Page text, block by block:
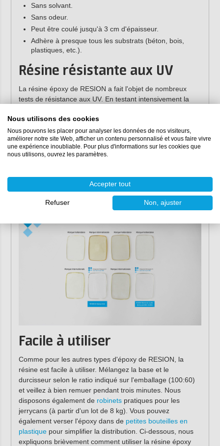
Sans solvant.
Sans odeur.
Peut être coulé jusqu'à 3 cm d'épaisseur.
Adhère à presque tous les substrats (béton, bois,
plastiques, etc.).
Résine résistante aux UV
La résine époxy de RESION a fait l'objet de nombreux
tests de résistance aux UV. En testant intensivement la
spécialement conçue, nous pouvons garantir la meilleure
qualité et une large applicabilité. La résine résistante aux
UV est donc idéale pour les œuvres d'art, les tables, les
bijoux, les comptoirs et bien plus encore.
nous recommandons de vernir l'époxy avec une
transparente
Facile à utiliser
Comme pour les autres types d'époxy de RESION, la
résine est facile à utiliser. Mélangez la base et le
durcisseur selon le ratio indiqué sur l'emballage (100:60)
et veillez à bien remuer pendant trois minutes. Nous
disposons également de robinetspratiques pour les
jerrycans (à partir d'un lot de 8 kg). Vous pouvez
également verser l'époxy dans de petites bouteilles en
plastiquepour simplifier la distribution. Ci-dessous, nous
expliquons brièvement comment utiliser la résine époxy
Nous utilisons des cookies
Nous pouvons les placer pour analyser les données de nos visiteurs,
améliorer notre site Web, afficher un contenu personnalisé et vous faire vivre
une expérience inoubliable. Pour plus d'informations sur les cookies que
nous utilisons, ouvrez les paramètres.
Accepter tout
Refuser Non, ajuster